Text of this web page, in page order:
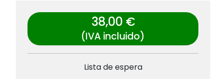
38,00 €
(IVA incluido)
Lista de espera